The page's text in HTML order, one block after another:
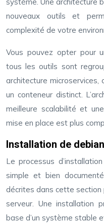
nouveaux outils et
complexité de votre
Vous pouvez opter pour
tous les outils sont
architecture
un conteneur distinct.
meilleure scalabilité et
mise en place est plus
Installation de
Le processus
simple et bien
décrites dans cette
serveur. Une installation
base d’un système stable